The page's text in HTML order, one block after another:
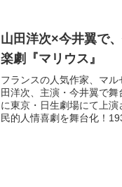
山田洋次×今井翼で
楽劇『マリウス』
フランスの人気作家、マ
田洋次、主演・今井翼で
に東京・日生劇場にて上
民的人情喜劇を舞台化！